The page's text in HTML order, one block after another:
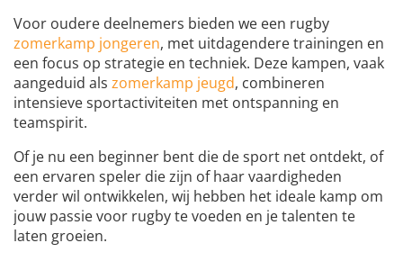
Voor oudere deelnemers bieden we een rugby
zomerkamp jongeren, met uitdagendere trainingen en
een focus op strategie en techniek. Deze kampen, vaak
aangeduid als zomerkamp jeugd, combineren
intensieve sportactiviteiten met ontspanning en
teamspirit.
Of je nu een beginner bent die de sport net ontdekt, of
een ervaren speler die zijn of haar vaardigheden
verder wil ontwikkelen, wij hebben het ideale kamp om
jouw passie voor rugby te voeden en je talenten te
laten groeien.